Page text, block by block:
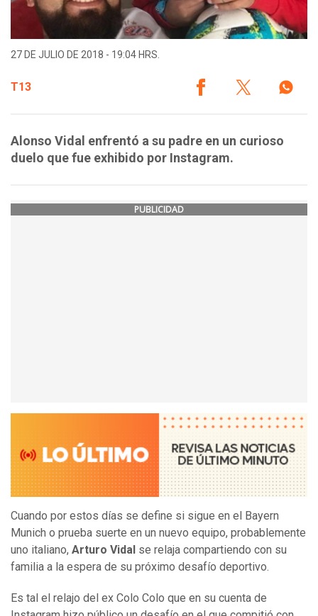
27 DE JULIO DE 2018 - 19:04 HRS.
T13
Alonso Vidal enfrentó a su padre en un curioso
duelo que fue exhibido por Instagram.
PUBLICIDAD
Cuando por estos días se define si sigue en el Bayern
Munich o prueba suerte en un nuevo equipo, probablemente
uno italiano, Arturo Vidal se relaja compartiendo con su
familia a la espera de su próximo desafío deportivo.
Es tal el relajo del ex Colo Colo que en su cuenta de